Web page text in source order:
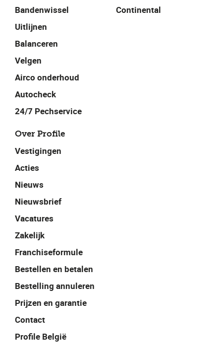
Bandenwissel
Uitlijnen
Balanceren
Velgen
Airco onderhoud
Autocheck
24/7 Pechservice
Continental
Over Profile
Vestigingen
Acties
Nieuws
Nieuwsbrief
Vacatures
Zakelijk
Franchiseformule
Bestellen en betalen
Bestelling annuleren
Prijzen en garantie
Contact
Profile België